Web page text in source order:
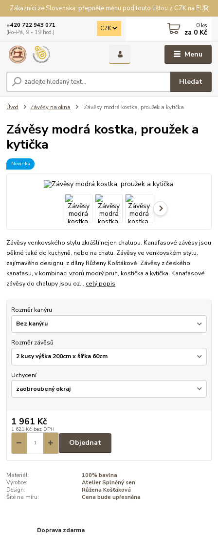
Zákazníci ze Slovenska: přepněte měnu pod touto lištou z CZK na EUR
Menu
CZK
Hledat
+420 722 943 071
(Po-Pá, 9 - 19 hod.)
0 ks
za 0 Kč
Úvod Závěsy na okna Závěsy modrá kostka, proužek a kytička
Závěsy modrá kostka, proužek a
kytička
Novinka
Závěsy venkovského stylu zkrášlí nejen chalupu. Kanafasové závěsy jsou
pěkné také do kuchyně, nebo na chatu. Závěsy ve venkovském stylu,
zajímavého designu, z dílny Růženy Košťákové. Závěsy z českého
kanafasu, v kombinaci vzorů modrý pruh, kostička a kytička. Kanafasové
závěsy do chalupy jsou oz... celý popis
Rozměr kanýru
Rozměr závěsů
Uchycení
1 961 Kč
1 621 Kč bez DPH
Objednat
Materiál:
100% bavlna
Výrobce:
Atelier Splněný sen
Design:
Růžena Košťáková
Šité na míru:
Cena bude upřesněna
Doprava zdarma